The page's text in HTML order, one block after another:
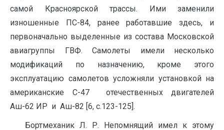
самой Красноярской трассы. Ими заменили
изношенные ПС-84, ранее работавшие здесь, и
первоначально выделенные из состава Московской
авиагруппы ГВФ. Самолеты имели несколько
модификаций по назначению, кроме этого
эксплуатацию самолетов усложняли установкой на
американские С-47 отечественных двигателей
Аш-62 ИР и Аш-82 [6, с.123-125].
Бортмеханик Л. Р. Непомнящий имел к этому